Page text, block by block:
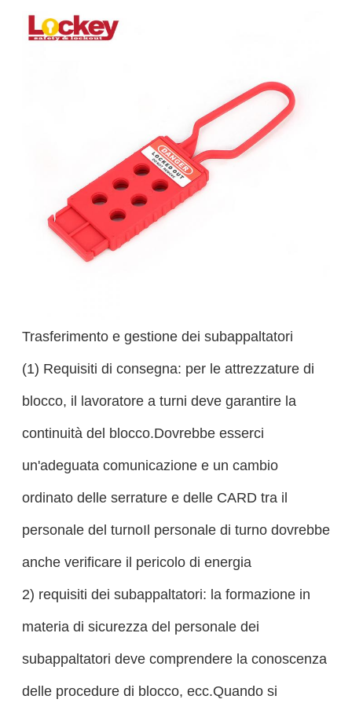
Trasferimento e gestione dei subappaltatori
(1) Requisiti di consegna: per le attrezzature di
blocco, il lavoratore a turni deve garantire la
continuità del blocco.Dovrebbe esserci
un'adeguata comunicazione e un cambio
ordinato delle serrature e delle CARD tra il
personale del turnoIl personale di turno dovrebbe
anche verificare il pericolo di energia
2) requisiti dei subappaltatori: la formazione in
materia di sicurezza del personale dei
subappaltatori deve comprendere la conoscenza
delle procedure di blocco, ecc.Quando si